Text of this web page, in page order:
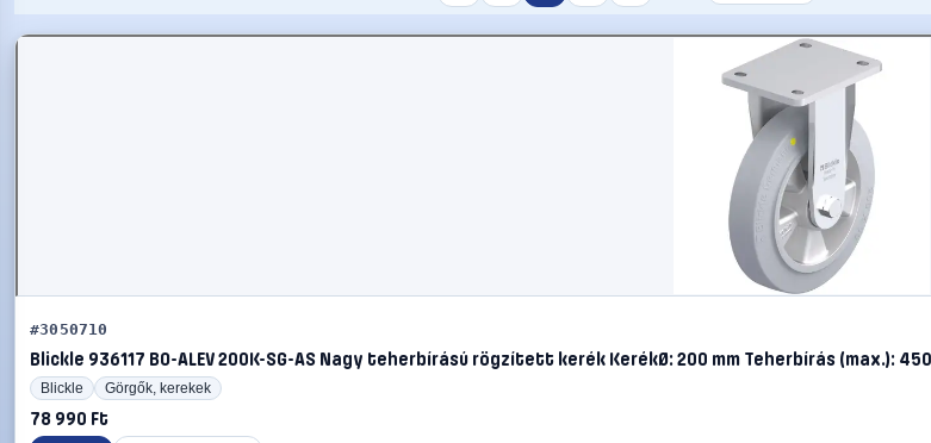
#3050710
Blickle 936117 BO-ALEV 200K-SG-AS Nagy teherbírású rögzített kerék KerékØ: 200 mm Teherbírás (max.):
Blickle Görgők, kerekek
78 990 Ft